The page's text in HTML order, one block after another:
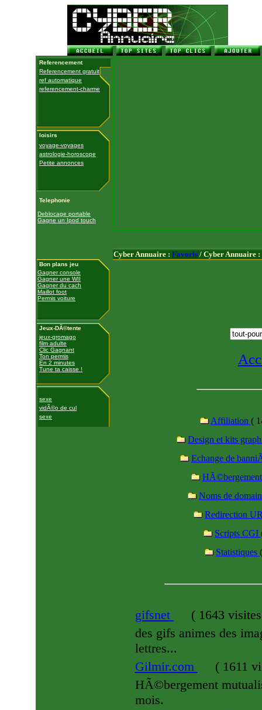
Referencement
Referencement gratuit
ref automatique
referencement-charme
loisirs
voyage-voyages
astrologie-horoscope
Petite annonces
Telephonie
Deblocage portable
Gagne un Ipod touch
Bon plans jeu
Gagner console
Gagner une WII
Gagner du cach
Maillot foot
Permis voiture
Jeux-DÃ©tente
jeux-gromago
film adulte
Clic Gagnant
Ton permis
En 2 minutes
Tune ta caisse !
sexe
vidÃ©o de cul
sexe
Cyber Annuaire : Favoris / Cyber Annuaire :
Affiliation (
Design et kits
Echange de
Noms de
Redirection
Scripts CGI
Statistiques
gifsnet (1643
des gifs animes des
lettres...
Gilmir.com
(1611
HÃ©bergement
mois.